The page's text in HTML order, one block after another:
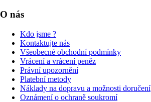
O nás
Kdo jsme ?
Kontaktujte nás
Všeobecné obchodní podmínky
Vrácení a vrácení peněz
Právní upozornění
Platební metody
Náklady na dopravu a možnosti doručení
Oznámení o ochraně soukromí